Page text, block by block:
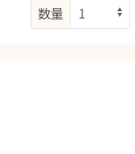
数量